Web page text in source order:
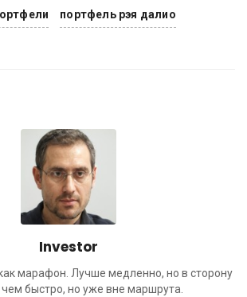
портфель рэя далио
Investor
марафон. Лучше медленно, но в сторону
быстро, но уже вне маршрута.